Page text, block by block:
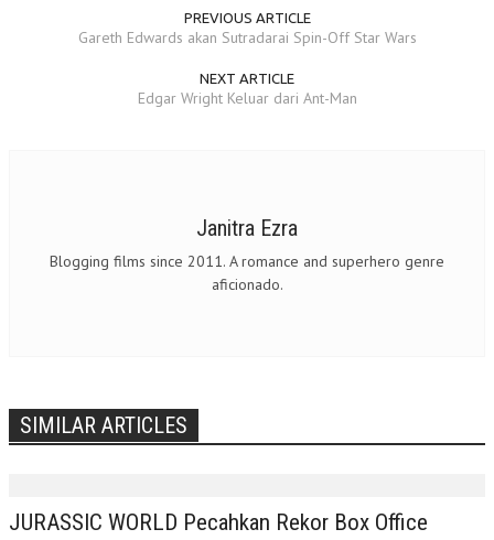
PREVIOUS ARTICLE
Gareth Edwards akan Sutradarai Spin-Off Star Wars
NEXT ARTICLE
Edgar Wright Keluar dari Ant-Man
Janitra Ezra
Blogging films since 2011. A romance and superhero genre
aficionado.
SIMILAR ARTICLES
JURASSIC WORLD Pecahkan Rekor Box Office